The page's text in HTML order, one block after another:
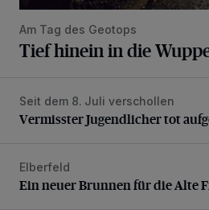
Am Tag des Geotops
Tief hinein in die
Vermisster Jugendlicher tot
Seit dem 8. Juli verschollen
Vermisster Jugendlicher tot
Ein neuer Brunnen für die Alte
Elberfeld
Ein neuer Brunnen für die Alte